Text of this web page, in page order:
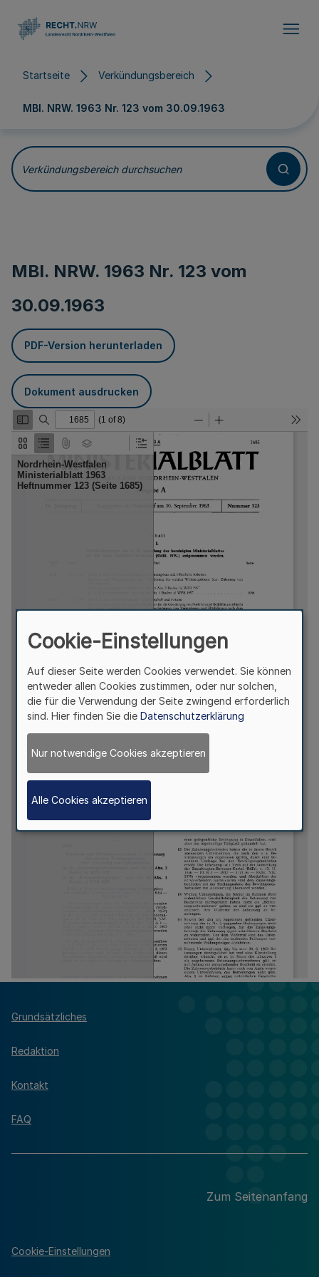
Startseite Verkündungsbereich
MBl. NRW. 1963 Nr. 123 vom 30.09.1963
Verkündungsbereich durchsuchen
MBl. NRW. 1963 Nr. 123 vom
30.09.1963
PDF-Version herunterladen
Dokument ausdrucken
Grundsätzliches
Redaktion
Kontakt
FAQ
Zum Seitenanfang
Cookie-Einstellungen
Cookie-Einstellungen
Auf dieser Seite werden Cookies verwendet. Sie können
entweder allen Cookies zustimmen, oder nur solchen,
die für die Verwendung der Seite zwingend erforderlich
sind. Hier finden Sie die Datenschutzerklärung
Nur notwendige Cookies akzeptieren
Alle Cookies akzeptieren